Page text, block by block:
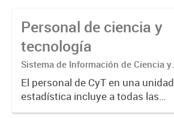
Personal de ciencia y
tecnología
Sistema de Información de Ciencia y
Tecnología Argentino (SICYTAR)
El personal de CyT en una unidad
estadística incluye a todas las
personas involucradas